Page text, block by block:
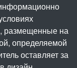
размещенные на
определяемой
оставляет за